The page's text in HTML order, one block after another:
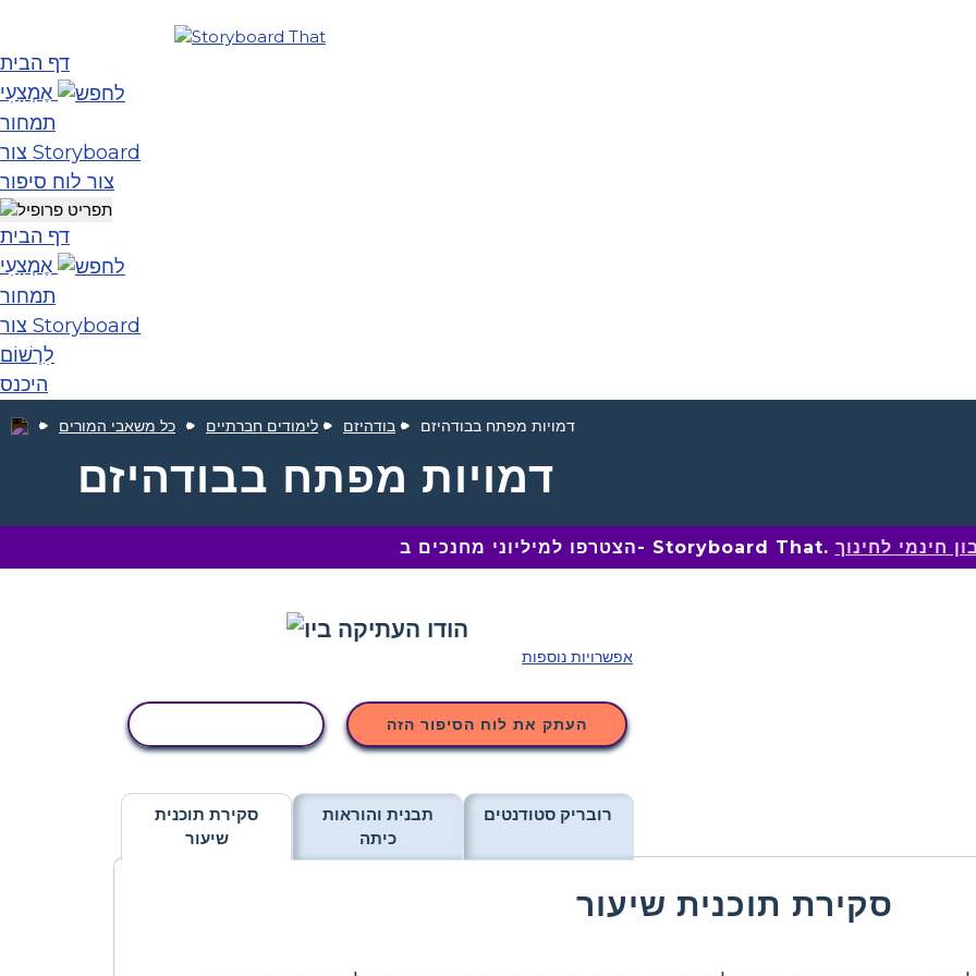
דף הבית
אֶמְצָעִי
תמחור
צור Storyboard
צור לוח סיפור
דף הבית
אֶמְצָעִי
תמחור
צור Storyboard
לִרְשׁוֹם
היכנס
כל משאבי המורים לימודים חברתיים בודהיזם דמויות מפתח בבודהיזם
דמויות מפתח בבודהיזם
הצטרפו למיליוני מחנכים ב- Storyboard That. חינמי לחינוך
אפשרויות נוספות
העתק את לוח הסיפור הזה
סקירת תוכנית
שיעור
תבנית והוראות
כיתה
רובריק סטודנטים
סקירת תוכנית שיעור